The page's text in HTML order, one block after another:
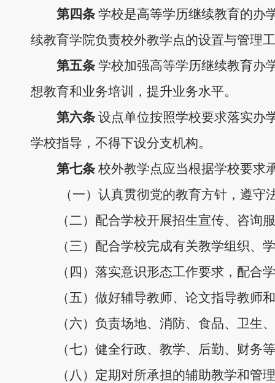
第四条 学校是高等学历继续教育的办
续教育学院负责校外教学点的设置与管理
第五条 学校加强高等学历继续教育办
想教育和业务培训，提升业务水平。
第六条 设点单位按照学校要求落实办
学校指导，不得下设分支机构。
第七条 校外教学点应当根据学校要求
（一）认真贯彻党的教育方针，遵
（二）配合学校开展招生宣传、咨询
（三）配合学校完成有关教学组织、
（四）落实意识形态工作要求，配合
（五）做好辅导教师、论文指导教师
（六）负责场地、消防、食品、卫
（七）健全行政、教学、后勤、财务
（八）定期对所承担的辅助教学和管